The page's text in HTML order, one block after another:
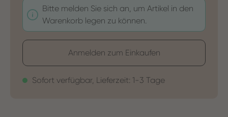
Bitte melden Sie sich an, um Artikel in den
Warenkorb legen zu können.
Anmelden zum Einkaufen
Sofort verfügbar, Lieferzeit: 1-3 Tage